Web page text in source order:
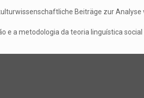
Beiträge zur
a metodologia da teoria linguística social